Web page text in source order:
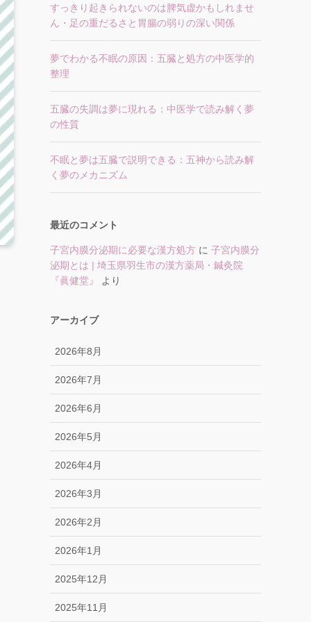
すっきり起きられないのは脾気虚かもしれませ
ん・足の重だるさと胃腸の弱りの深い関係
夢でわかる不眠の原因：五臓と処方の中医学的
整理
五臓の失調は夢に現れる：中医学で読み解く夢
の性質
不眠と夢は五臓で説明できる：五神から読み解
く夢のメカニズム
最近のコメント
子宮内膜分泌期に必要な漢方処方 に 子宮内膜分
泌期とは | 埼玉県羽生市の漢方薬局・鍼灸院
『眞健堂』
より
アーカイブ
2026年8月
2026年7月
2026年6月
2026年5月
2026年4月
2026年3月
2026年2月
2026年1月
2025年12月
2025年11月